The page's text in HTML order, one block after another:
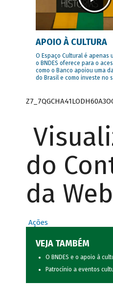
APOIO À CULTURA
O Espaço Cultural é apenas
o BNDES oferece para o
como o Banco apoiou uma
do Brasil e como investe no
do
da Web
Ações
VEJA TAMBÉM
O BNDES e o apoio à
Patrocínio a eventos